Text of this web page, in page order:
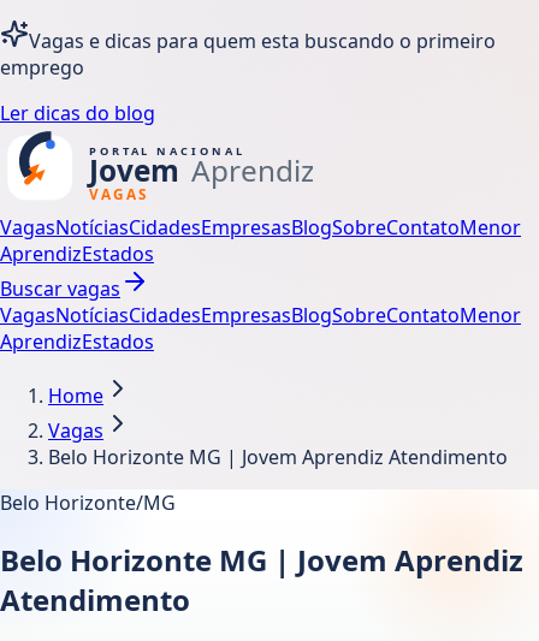
Vagas e dicas para quem esta buscando o primeiro
emprego
Ler dicas do blog
VagasNotíciasCidadesEmpresasBlogSobreContatoMenor
AprendizEstados
Buscar vagas
VagasNotíciasCidadesEmpresasBlogSobreContatoMenor
AprendizEstados
Home
Vagas
Belo Horizonte MG | Jovem Aprendiz Atendimento
Belo Horizonte/MG
Belo Horizonte MG | Jovem Aprendiz
Atendimento